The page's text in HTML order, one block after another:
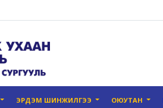
ЭРДЭМ ШИНЖИЛГЭЭ ОЮУТАН